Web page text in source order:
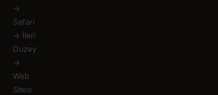
→
Safari
→ İleri
Düzey
→
Web
Sitesi